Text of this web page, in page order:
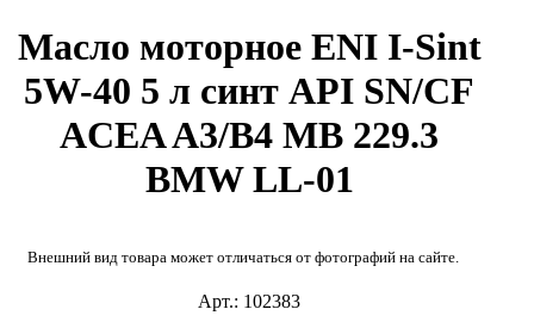
Масло моторное ENI I-Sint
5W-40 5 л синт API SN/CF
ACEA A3/B4 MB 229.3
BMW LL-01
Внешний вид товара может отличаться от фотографий на сайте.
Арт.: 102383